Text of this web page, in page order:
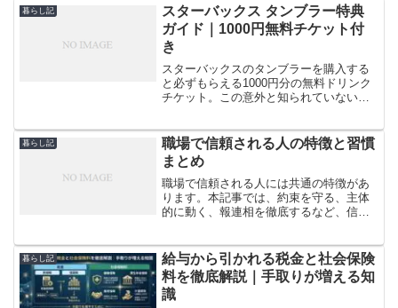
暮らし記
スターバックス タンブラー特典
ガイド｜1000円無料チケット付
き
スターバックスのタンブラーを購入する
と必ずもらえる1000円分の無料ドリンク
チケット。この意外と知られていない特
暮らし記
職場で信頼される人の特徴と習慣
まとめ
職場で信頼される人には共通の特徴があ
ります。本記事では、約束を守る、主体
的に動く、報連相を徹底するなど、信頼
事で成果を出すためのヒントが満載で
す。
暮らし記
給与から引かれる税金と社会保険
料を徹底解説｜手取りが増える知
識